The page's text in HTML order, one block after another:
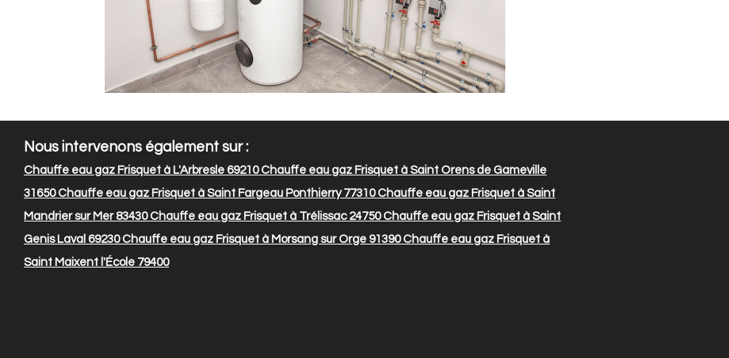
Nous intervenons également sur :
Chauffe eau gaz Frisquet à L'Arbresle 69210Chauffe eau gaz Frisquet à Saint Orens de Gameville
31650Chauffe eau gaz Frisquet à Saint Fargeau Ponthierry 77310Chauffe eau gaz Frisquet à Saint
Mandrier sur Mer 83430Chauffe eau gaz Frisquet à Trélissac 24750Chauffe eau gaz Frisquet à Saint
Genis Laval 69230Chauffe eau gaz Frisquet à Morsang sur Orge 91390Chauffe eau gaz Frisquet à
Saint Maixent l'École 79400